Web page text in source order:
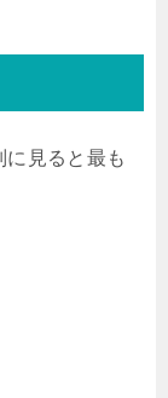
に見ると最も